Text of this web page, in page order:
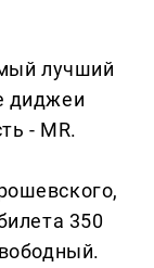
лучший
диджеи
- MR.
350